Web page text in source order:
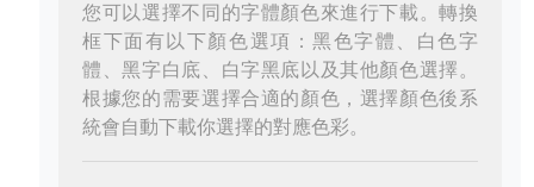
您可以選擇不同的字體顏色來進行下載。轉換
框下面有以下顏色選項：黑色字體、白色字
體、黑字白底、白字黑底以及其他顏色選擇。
根據您的需要選擇合適的顏色，選擇顏色後系
統會自動下載你選擇的對應色彩。